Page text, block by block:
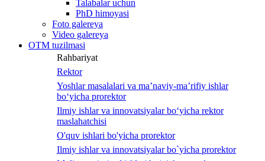
Talabalar uchun
PhD himoyasi
Foto galereya
Video galereya
OTM tuzilmasi
Rahbariyat
Rektor
Yoshlar masalalari va ma’naviy-ma’rifiy ishlar
bo‘yicha prorektor
Ilmiy ishlar va innovatsiyalar bo‘yicha rektor
maslahatchisi
O'quv ishlari bo'yicha prorektor
Ilmiy ishlar va innovatsiyalar bo`yicha prorektor